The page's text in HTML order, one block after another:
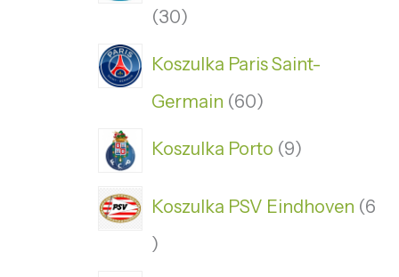
30
Koszulka Paris Saint-
Germain 60
Koszulka Porto 9
Koszulka PSV Eindhoven 6